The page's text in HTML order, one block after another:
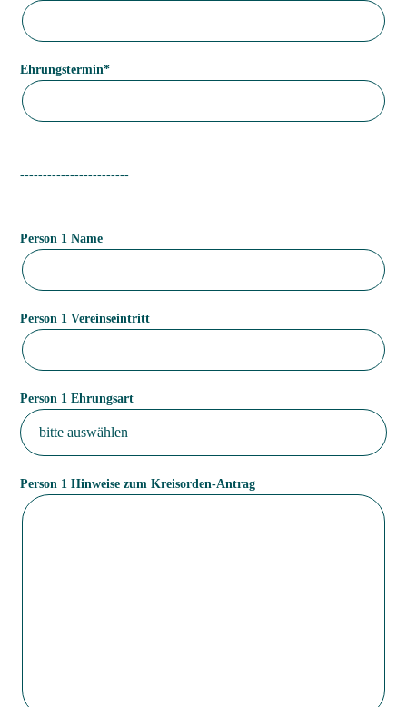
Pflichtfeld
Ehrungstermin*
------------------------
Person 1 Name
Person 1 Vereinseintritt
Person 1 Ehrungsart
Person 1 Hinweise zum Kreisorden-Antrag